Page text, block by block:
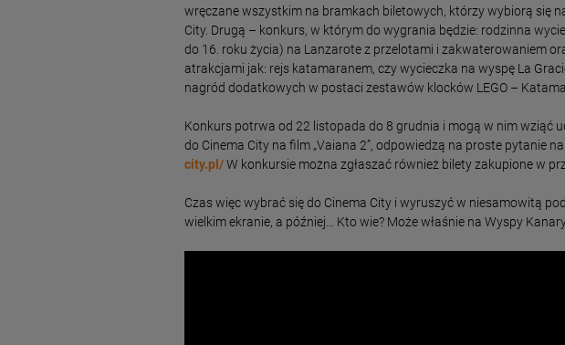
wręczane wszystkim na bramkach biletowych, którzy wybiorą się
City. Drugą – konkurs, w którym do wygrania będzie: rodzinna
do 16. roku życia) na Lanzarote z przelotami i zakwaterowaniem
atrakcjami jak: rejs katamaranem, czy wycieczka na wyspę La
nagród dodatkowych w postaci zestawów klocków LEGO –
Konkurs potrwa od 22 listopada do 8 grudnia i mogą w nim wziąć
do Cinema City na film „Vaiana 2”, odpowiedzą na proste pytanie
city.pl/W konkursie można zgłaszać również bilety zakupione w
Czas więc wybrać się do Cinema City i wyruszyć w niesamowitą
wielkim ekranie, a później… Kto wie? Może właśnie na Wyspy